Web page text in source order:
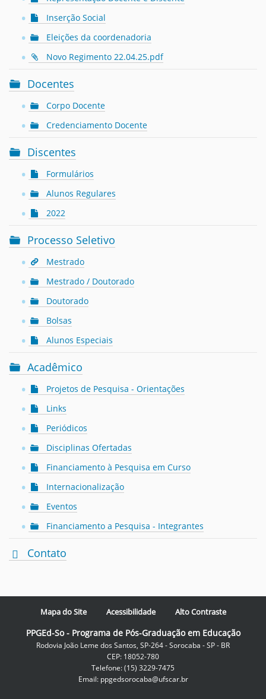
Inserção Social
Eleições da coordenadoria
Novo Regimento 22.04.25.pdf
Docentes
Corpo Docente
Credenciamento Docente
Discentes
Formulários
Alunos Regulares
2022
Processo Seletivo
Mestrado
Mestrado / Doutorado
Doutorado
Bolsas
Alunos Especiais
Acadêmico
Projetos de Pesquisa - Orientações
Links
Periódicos
Disciplinas Ofertadas
Financiamento à Pesquisa em Curso
Internacionalização
Eventos
Financiamento a Pesquisa - Integrantes
Contato
Mapa do Site Acessibilidade Alto Contraste
PPGEd-So - Programa de Pós-Graduação em Educação
Rodovia João Leme dos Santos, SP-264 - Sorocaba - SP - BR
CEP: 18052-780
Telefone: (15) 3229-7475
Email: ppgedsorocaba@ufscar.br